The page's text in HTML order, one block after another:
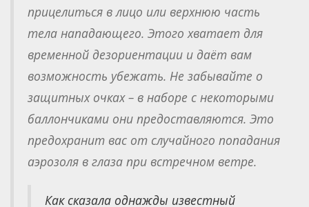
прицелиться в лицо или верхнюю часть
тела нападающего. Этого хватает для
временной дезориентации и даёт вам
возможность убежать. Не забывайте о
защитных очках – в наборе с некоторыми
баллончиками они предоставляются. Это
предохранит вас от случайного попадания
аэрозоля в глаза при встречном ветре.
Как сказала однажды известный